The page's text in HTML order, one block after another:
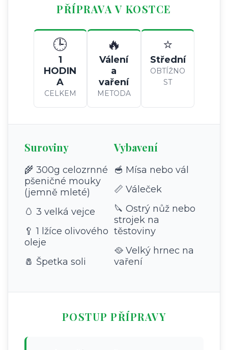
PŘÍPRAVA V KOSTCE
🕒
1
HODIN
A
CELKEM
🔥
Válení
a
vaření
METODA
⭐
Střední
OBTÍŽNO
ST
Suroviny
🌾 300g celozrnné
pšeničné mouky
(jemně mleté)
🥚 3 velká vejce
🥄 1 lžíce olivového
oleje
🧂 Špetka soli
Vybavení
🥣 Mísa nebo vál
📏 Váleček
🔪 Ostrý nůž nebo
strojek na
těstoviny
🥘 Velký hrnec na
vaření
POSTUP PŘÍPRAVY